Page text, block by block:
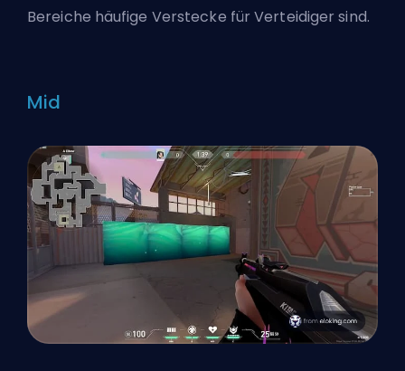
Bereiche häufige Verstecke für Verteidiger sind.
Mid